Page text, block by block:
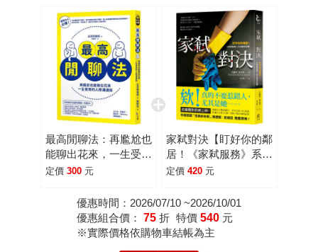
最高閒聊法：再尷尬也
能聊出花來，一生受用
的人際溝通術
定價 300 元
家弒對決【盯好你的鄰
居！《家弒服務》系列
驚奇逆轉】
定價 420 元
優惠時間：2026/07/10 ~2026/10/01
優惠組合價： 75 折 特價 540 元
※實際價格依購物車結帳為主